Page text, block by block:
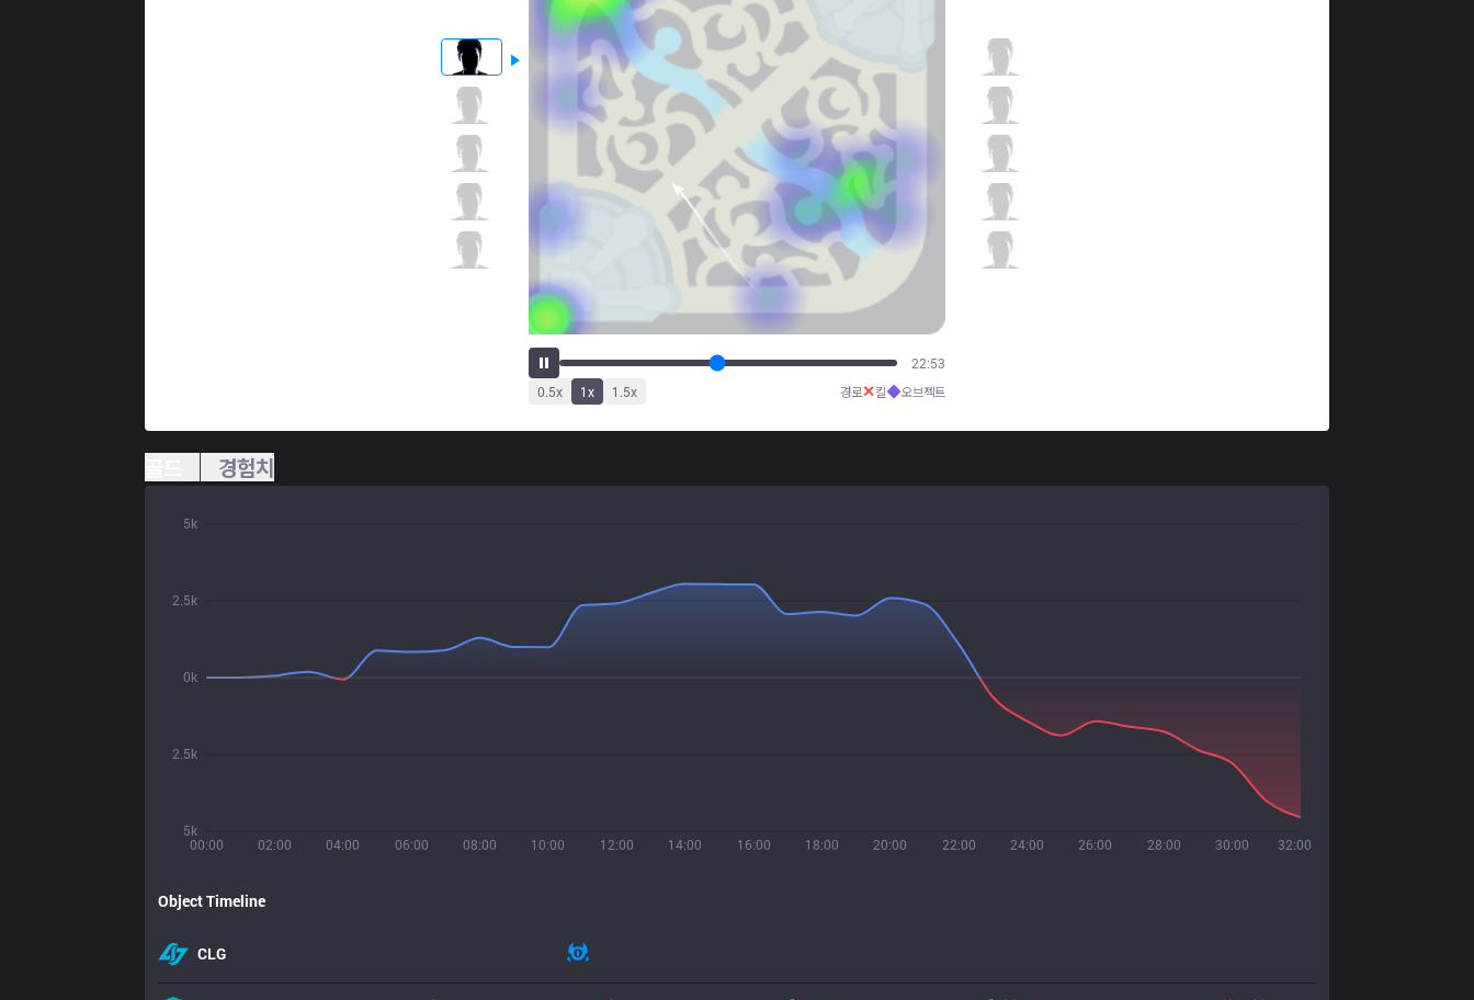
27:32
0.5x 1x 1.5x 경로✕킬◆오브젝트
경험치
00:00 02:00 04:00 06:00 08:00 10:00 12:00 14:00 16:00 18:00 20:00 22:00 24:00 26:00 28:00 30:00 32:00
5k
2.5k
0k
2.5k
5k
Object Timeline
CLG